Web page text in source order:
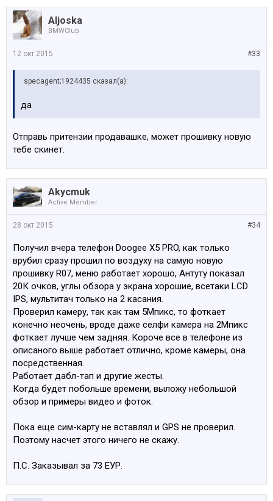
Aljoska
BMWClub
#33
12 окт 2015
specagent;1924435 сказал(а):
да
Отправь притензии продавашке, может прошивку новую
тебе скинет.
Akycmuk
Active Member
#34
28 окт 2015
Получил вчера телефон Doogee X5 PRO, как только
врубил сразу прошил по воздуху на самую новую
прошивку R07, меню работает хорошо, Антуту показал
20К очков, углы обзора у экрана хорошие, всетаки LCD
IPS, мультитач только на 2 касания.
Проверил камеру, так как там 5Мпикс, то фоткает
конечно неочень, вроде даже селфи камера на 2Мпикс
фоткает лучше чем задняя. Короче все в телефоне из
описаного выше работает отлично, кроме камеры, она
посредственная.
Работает дабл-тап и другие жесты.
Когда будет побольше времени, выложу небольшой
обзор и примеры видео и фоток.
Пока еще сим-карту не вставлял и GPS не проверил.
Поэтому насчет этого ничего не скажу.
П.С. Заказывал за 73 ЕУР.